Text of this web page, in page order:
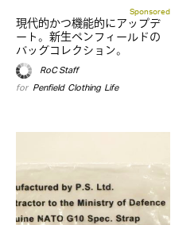
Sponsored
現代的かつ機能的にアップデ
ート。新生ペンフィールドの
バッグコレクション。
RoC Staff
for Penfield,Clothing,Life